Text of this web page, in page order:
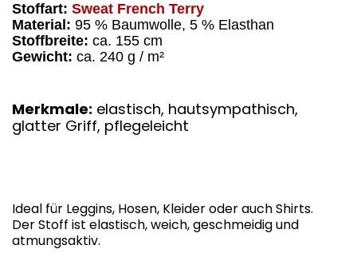
Stoffart: Sweat French Terry
Material: 95 % Baumwolle, 5 % Elasthan
Stoffbreite: ca. 155 cm
Gewicht: ca. 240 g / m²
Merkmale: elastisch, hautsympathisch,
glatter Griff, pflegeleicht
Ideal für Leggins, Hosen, Kleider oder auch Shirts.
Der Stoff ist elastisch, weich, geschmeidig und
atmungsaktiv.